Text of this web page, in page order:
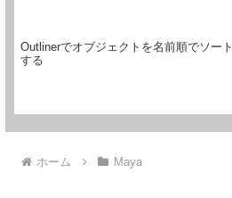
Outlinerでオブジェクトを名前順でソート
する
ホーム Maya